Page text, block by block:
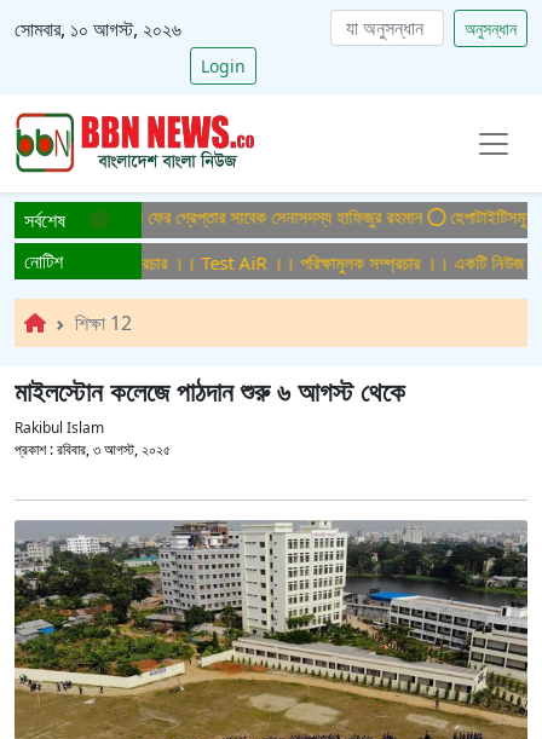
সোমবার, ১০ আগস্ট, ২০২৬
অনুসন্ধান
Login
সর্বশেষ
তনু হত্যা মামলায় ফের গ্রেপ্তার সাবেক সেনাসদস্য হাফিজুর রহমান হেপাটাইটিসমুক্ত
নোটিশ
পরিক্ষামুলক সম্প্রচার ।। Test AiR ।। পরিক্ষামুলক সম্প্রচার ।। একটি নিউজ
শিক্ষা 12
মাইলস্টোন কলেজে পাঠদান শুরু ৬ আগস্ট থেকে
Rakibul Islam
প্রকাশ :রবিবার, ৩ আগস্ট, ২০২৫